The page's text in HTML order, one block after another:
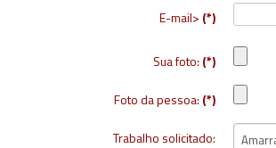
E-mail> (*)
Sua foto: (*)
Foto da pessoa: (*)
Trabalho solicitado: